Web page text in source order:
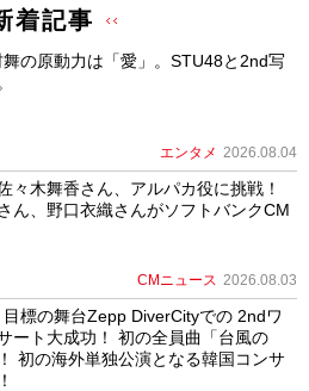
着記事
の原動力は「愛」。STU48と2nd写
エンタメ 2026.08.04
々木舞香さん、アルパカ役に挑戦！
ん、野口衣織さんがソフトバンクCM
CMニュース 2026.08.03
標の舞台Zepp DiverCityでの 2ndワ
ート大成功！ 初の全員曲「台風の
初の海外単独公演となる韓国コンサ